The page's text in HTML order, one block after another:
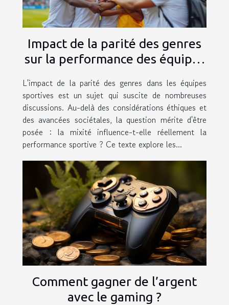
Impact de la parité des genres
sur la performance des équipes
L'impact de la parité des genres dans les équipes
sportives est un sujet qui suscite de nombreuses
discussions. Au-delà des considérations éthiques et
des avancées sociétales, la question mérite d'être
posée : la mixité influence-t-elle réellement la
performance sportive ? Ce texte explore les...
Comment gagner de l’argent
avec le gaming ?